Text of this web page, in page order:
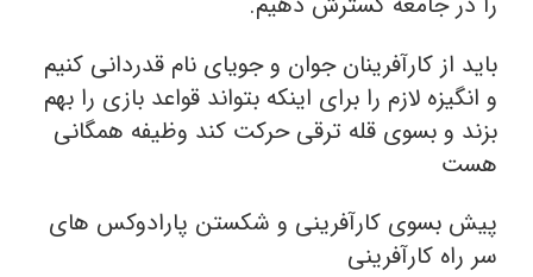
باید از کارآفرینان جوان و جویای نام قدردانی کنیم
و انگیزه لازم را برای اینکه بتواند قواعد بازی را بهم
بزند و بسوی قله ترقی حرکت کند وظیفه همگانی
هست
پیش بسوی کارآفرینی و شکستن پارادوکس های
سر راه کارآفرینی